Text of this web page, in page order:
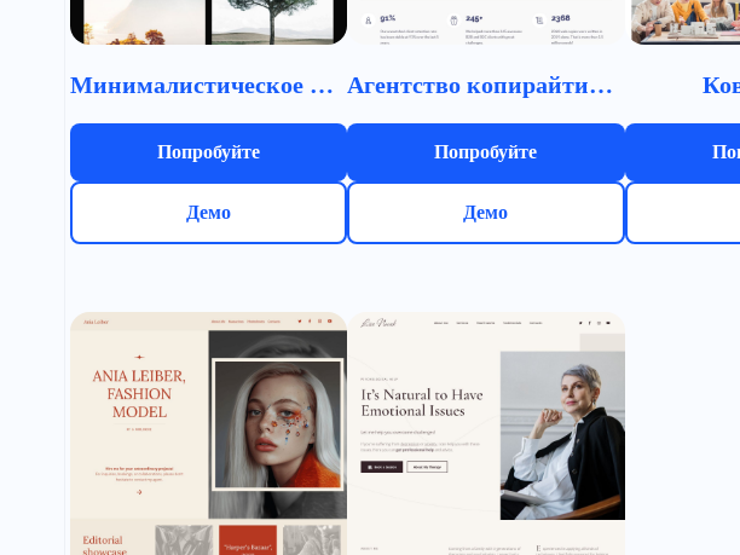
Минималистическое портфолио
Попробуйте
Демо
Агентство копирайтинга
Попробуйте
Демо